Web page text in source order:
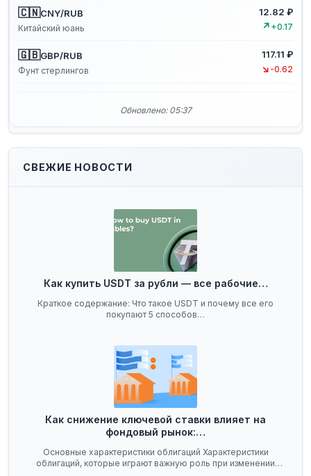
🇨🇳CNY/RUB
Китайский юань
12.82 ₽
↗ +0.17
🇬🇧GBP/RUB
Фунт стерлингов
117.11 ₽
↘ -0.62
Обновлено: 05:37
СВЕЖИЕ НОВОСТИ
Как купить USDT за рубли — все рабочие…
Краткое содержание: Что такое USDT и почему все его
покупают 5 способов…
Как снижение ключевой ставки влияет на
фондовый рынок:…
Основные характеристики облигаций Характеристики
облигаций, которые играют важную роль при изменении